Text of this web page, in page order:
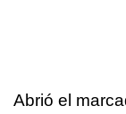
Abrió el